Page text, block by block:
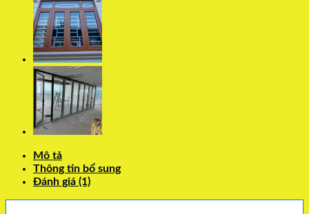
Mô tả
Thông tin bổ sung
Đánh giá (1)